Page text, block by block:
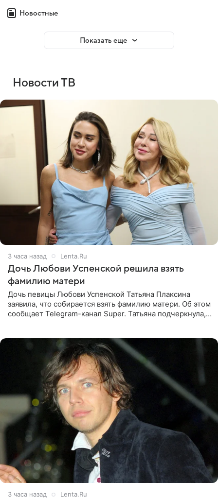
Новостные
Показать еще
Новости ТВ
3 часа назад Lenta.Ru
Дочь Любови Успенской решила взять
фамилию матери
Дочь певицы Любови Успенской Татьяна Плаксина
заявила, что собирается взять фамилию матери. Об этом
сообщает Telegram-канал Super. Татьяна подчеркнула,
3 часа назад Lenta.Ru